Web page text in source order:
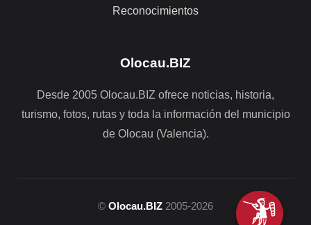
Reconocimientos
Olocau.BIZ
Desde 2005 Olocau.BIZ ofrece noticias, historia,
turismo, fotos, rutas y toda la información del municipio
de Olocau (Valencia).
© Olocau.BIZ 2005-2026